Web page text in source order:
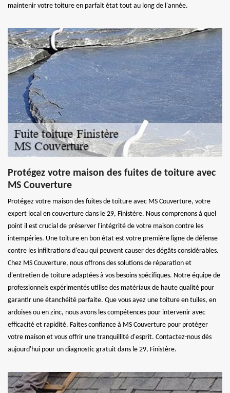
maintenir votre toiture en parfait état tout au long de l'année.
Protégez votre maison des fuites de toiture avec
MS Couverture
Protégez votre maison des fuites de toiture avec MS Couverture, votre
expert local en couverture dans le 29, Finistère. Nous comprenons à quel
point il est crucial de préserver l'intégrité de votre maison contre les
intempéries. Une toiture en bon état est votre première ligne de défense
contre les infiltrations d'eau qui peuvent causer des dégâts considérables.
Chez MS Couverture, nous offrons des solutions de réparation et
d'entretien de toiture adaptées à vos besoins spécifiques. Notre équipe de
professionnels expérimentés utilise des matériaux de haute qualité pour
garantir une étanchéité parfaite. Que vous ayez une toiture en tuiles, en
ardoises ou en zinc, nous avons les compétences pour intervenir avec
efficacité et rapidité. Faites confiance à MS Couverture pour protéger
votre maison et vous offrir une tranquillité d'esprit. Contactez-nous dès
aujourd'hui pour un diagnostic gratuit dans le 29, Finistère.